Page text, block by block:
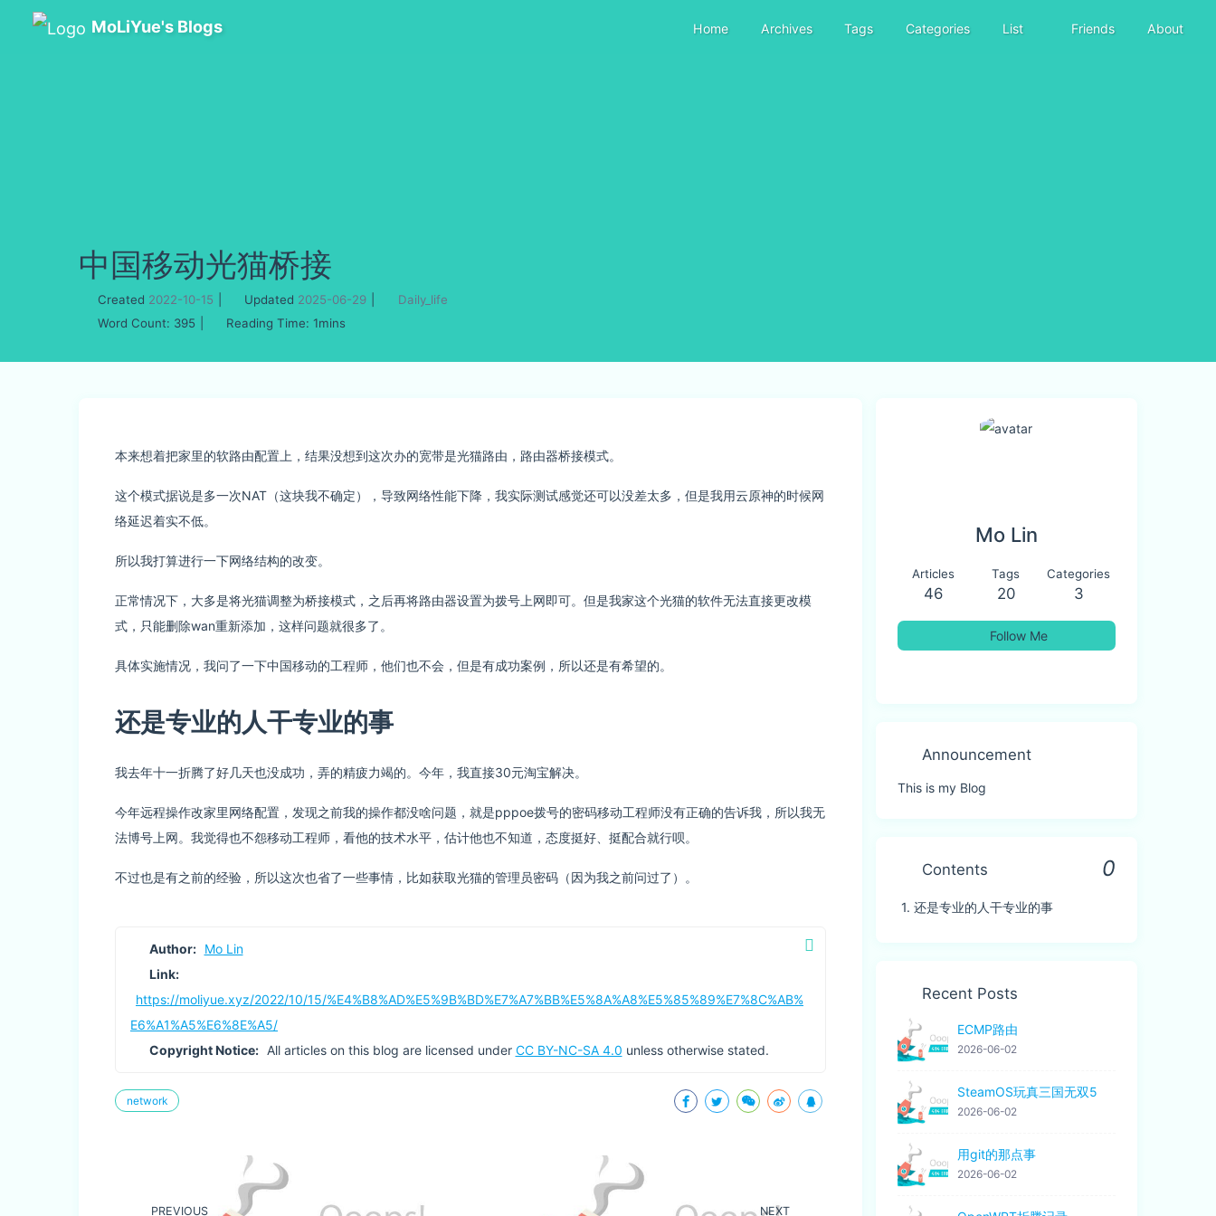
MoLiYue's Blogs Home Archives Tags Categories List Friends About
中国移动光猫桥接
Created 2022-10-15 Updated 2025-06-29
Daily_life
Word Count: 395 Reading Time: 1mins
本来想着把家里的软路由配置上，结果没想到这次办的宽带是光猫路由，路由器桥接模式。
这个模式据说是多一次NAT（这块我不确定），导致网络性能下降，我实际测试感觉还可以没差太多，但是我用云原神的时候网
络延迟着实不低。
所以我打算进行一下网络结构的改变。
正常情况下，大多是将光猫调整为桥接模式，之后再将路由器设置为拨号上网即可。但是我家这个光猫的软件无法直接更改模
式，只能删除wan重新添加，这样问题就很多了。
具体实施情况，我问了一下中国移动的工程师，他们也不会，但是有成功案例，所以还是有希望的。
还是专业的人干专业的事
我去年十一折腾了好几天也没成功，弄的精疲力竭的。今年，我直接30元淘宝解决。
今年远程操作改家里网络配置，发现之前我的操作都没啥问题，就是pppoe拨号的密码移动工程师没有正确的告诉我，所以我无
法博号上网。我觉得也不怨移动工程师，看他的技术水平，估计他也不知道，态度挺好、挺配合就行呗。
不过也是有之前的经验，所以这次也省了一些事情，比如获取光猫的管理员密码（因为我之前问过了）。
Author: Mo Lin
Link:
https://moliyue.xyz/2022/10/15/%E4%B8%AD%E5%9B%BD%E7%A7%BB%E5%8A%A8%E5%85%89%E7%8C%AB%
E6%A1%A5%E6%8E%A5/
Copyright Notice: All articles on this blog are licensed under CC BY-NC-SA 4.0 unless otherwise stated.
network
PREVIOUS NEXT
Mo Lin
Articles
46
Tags
20
Categories
3
Follow Me
Announcement
This is my Blog
Contents 0
1. 还是专业的人干专业的事
Recent Posts
ECMP路由
2026-06-02
SteamOS玩真三国无双5
2026-06-02
用git的那点事
2026-06-02